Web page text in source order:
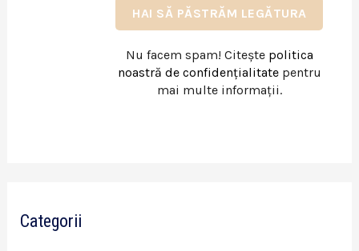
Nu facem spam! Citește politica
noastră de confidențialitatepentru
mai multe informații.
Categorii